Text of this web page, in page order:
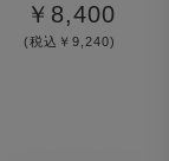
￥8,400
(税込￥9,240)